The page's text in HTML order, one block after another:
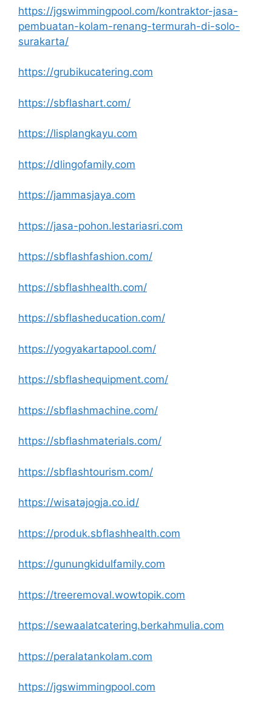
https://jgswimmingpool.com/kontraktor-jasa-
pembuatan-kolam-renang-termurah-di-solo-
surakarta/
https://grubikucatering.com
https://sbflashart.com/
https://lisplangkayu.com
https://dlingofamily.com
https://jammasjaya.com
https://jasa-pohon.lestariasri.com
https://sbflashfashion.com/
https://sbflashhealth.com/
https://sbflasheducation.com/
https://yogyakartapool.com/
https://sbflashequipment.com/
https://sbflashmachine.com/
https://sbflashmaterials.com/
https://sbflashtourism.com/
https://wisatajogja.co.id/
https://produk.sbflashhealth.com
https://gunungkidulfamily.com
https://treeremoval.wowtopik.com
https://sewaalatcatering.berkahmulia.com
https://peralatankolam.com
https://jgswimmingpool.com